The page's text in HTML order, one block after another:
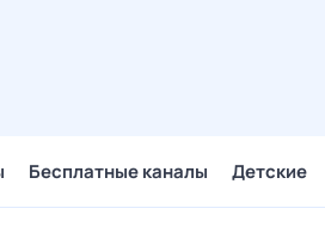
Бесплатные каналы Детские